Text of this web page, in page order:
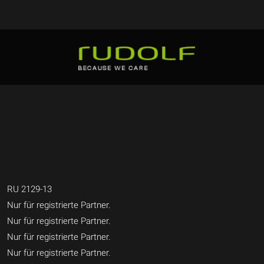
RU 2129-13
Nur für registrierte Partner.
Nur für registrierte Partner.
Nur für registrierte Partner.
Nur für registrierte Partner.